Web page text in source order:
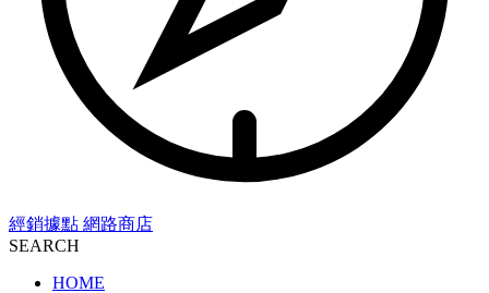
經銷據點 網路商店
SEARCH
HOME